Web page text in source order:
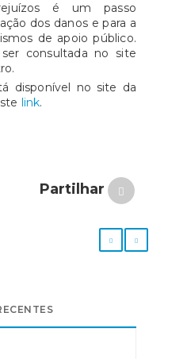
é um passo
dos danos e para a
de apoio público.
consultada no site
disponível no site da
link.
Partilhar